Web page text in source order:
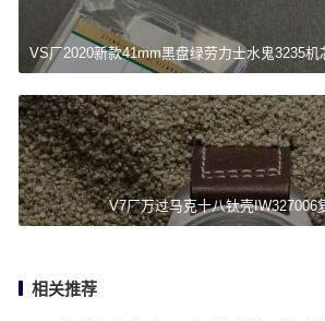
VS厂2020新款41mm黑盘绿劳力士水鬼3235机
V7厂万过马克十八钛壳IW327006
相关推荐